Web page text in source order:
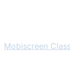
Mobiscreen